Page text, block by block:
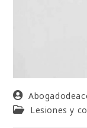
Lesiones y